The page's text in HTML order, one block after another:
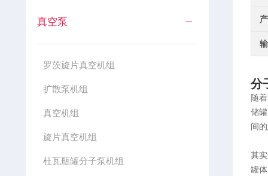
真空泵
罗茨旋片真空机组
扩散泵机组
真空机组
旋片真空机组
杜瓦瓶罐分子泵机组
分
随
储
间
其
罐